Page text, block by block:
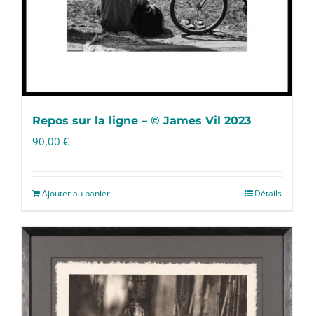
Repos sur la ligne – © James Vil 2023
90,00 €
Ajouter au panier Détails